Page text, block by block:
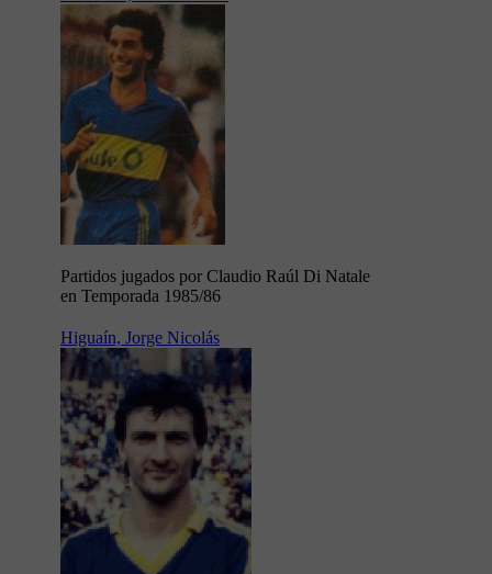
Partidos jugados por Claudio Raúl Di Natale
en Temporada 1985/86
Higuaín, Jorge Nicolás